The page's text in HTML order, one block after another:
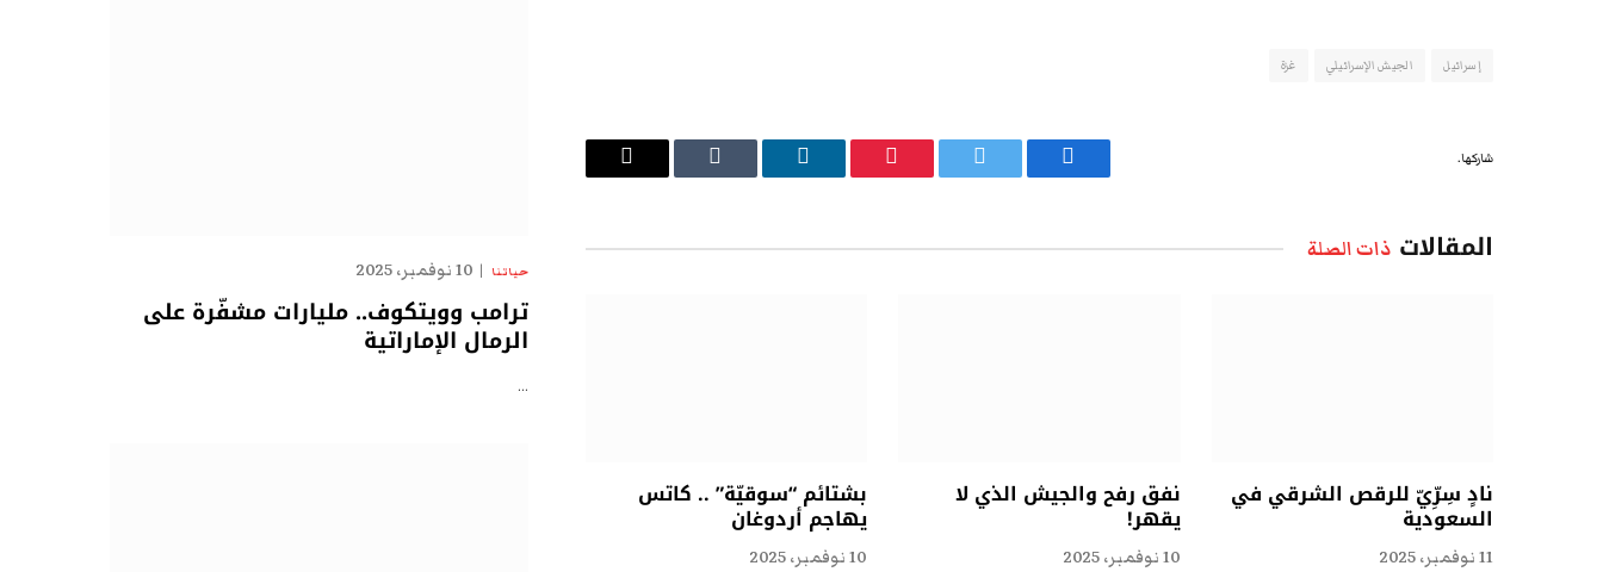
إسرائيل الجيش الإسرائيلي غزة
شاركها.
فيسبوك تويتر بينتيريست لينكدإن Tumblr
البريد
المقالات ذات الصلة
نادٍ سِرِّيّ للرقص الشرقي في
السعودية
11 نوفمبر، 2025
نفق رفح والجيش الذي لا
يقهر!
10 نوفمبر، 2025
بشتائم “سوقيّة” .. كاتس
يهاجم أردوغان
10 نوفمبر، 2025
حياتنا 10 نوفمبر، 2025
ترامب وويتكوف.. مليارات مشفّرة على
الرمال الإماراتية
…